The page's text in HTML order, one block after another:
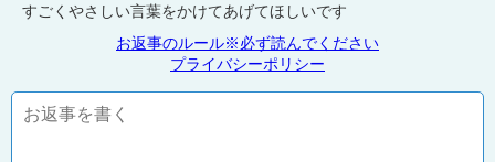
すごくやさしい言葉をかけてあげてほしいです
お返事のルール※必ず読んでください
プライバシーポリシー